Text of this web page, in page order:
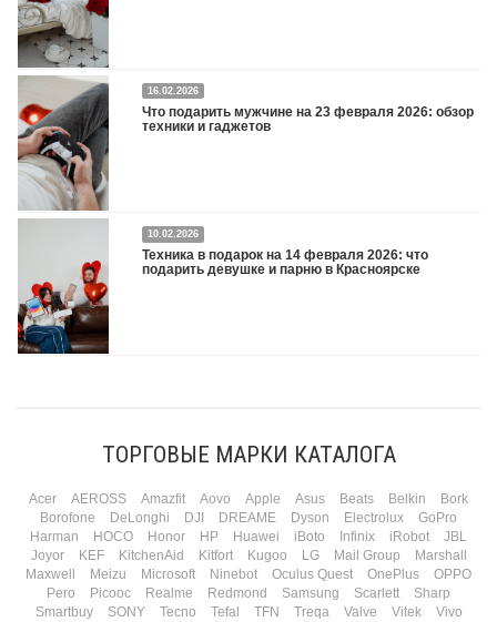
Что подарить на 8 марта 2026: техника для женщин
16.02.2026
Что подарить мужчине на 23 февраля 2026: обзор
техники и гаджетов
Двадцать третье февраля — праздник, на который мужчины делают вид, что им
все равно. А потом три дня рассказывают коллегам, какую колонку / приставку /
камеру им подарили. Не верьте словам — верьте глазам, которые загораются
при виде новой коробки.
10.02.2026
Техника в подарок на 14 февраля 2026: что
подарить девушке и парню в Красноярске
марта — контрольный выстрел по кошельку. Начнем с первого — потому что он
ТОРГОВЫЕ МАРКИ КАТАЛОГА
Acer AEROSS Amazfit Aovo Apple Asus Beats Belkin
Bork
Borofone
DeLonghi DJI DREAME Dyson Electrolux
GoPro
Harman
HOCO Honor HP Huawei iBoto Infinix iRobot
JBL
Joyor
KEF KitchenAid Kitfort Kugoo LG Mail Group
Marshall
Maxwell
Meizu Microsoft Ninebot Oculus Quest OnePlus
OPPO
Pero
Picooc Realme Redmond Samsung Scarlett
Sharp
Smartbuy
SONY Tecno Tefal TFN Treqa Valve Vitek
Vivo